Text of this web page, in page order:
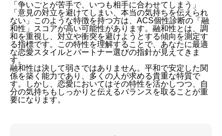
「争いごとが苦手で、いつも相手に合わせてしまう」
「意見の対立を避けてしまい、本当の気持ちを伝えられ
ない」このような特徴を持つ方は、ACS個性診断の「融
和性」スコアが高い可能性があります。融和性とは、調
和を重視し、対立や衝突を避けようとする傾向を測定す
る指標です。この特性を理解することで、あなたに最適
な恋愛スタイルとパートナー選びの指針が見えてきま
す。
融和性は決して弱さではありません。平和で安定した関
係を築く能力であり、多くの人が求める貴重な特質で
す。しかし、恋愛においてはその特性を活かしつつ、自
分の気持ちもしっかりと伝えるバランスを取ることが重
要になります。